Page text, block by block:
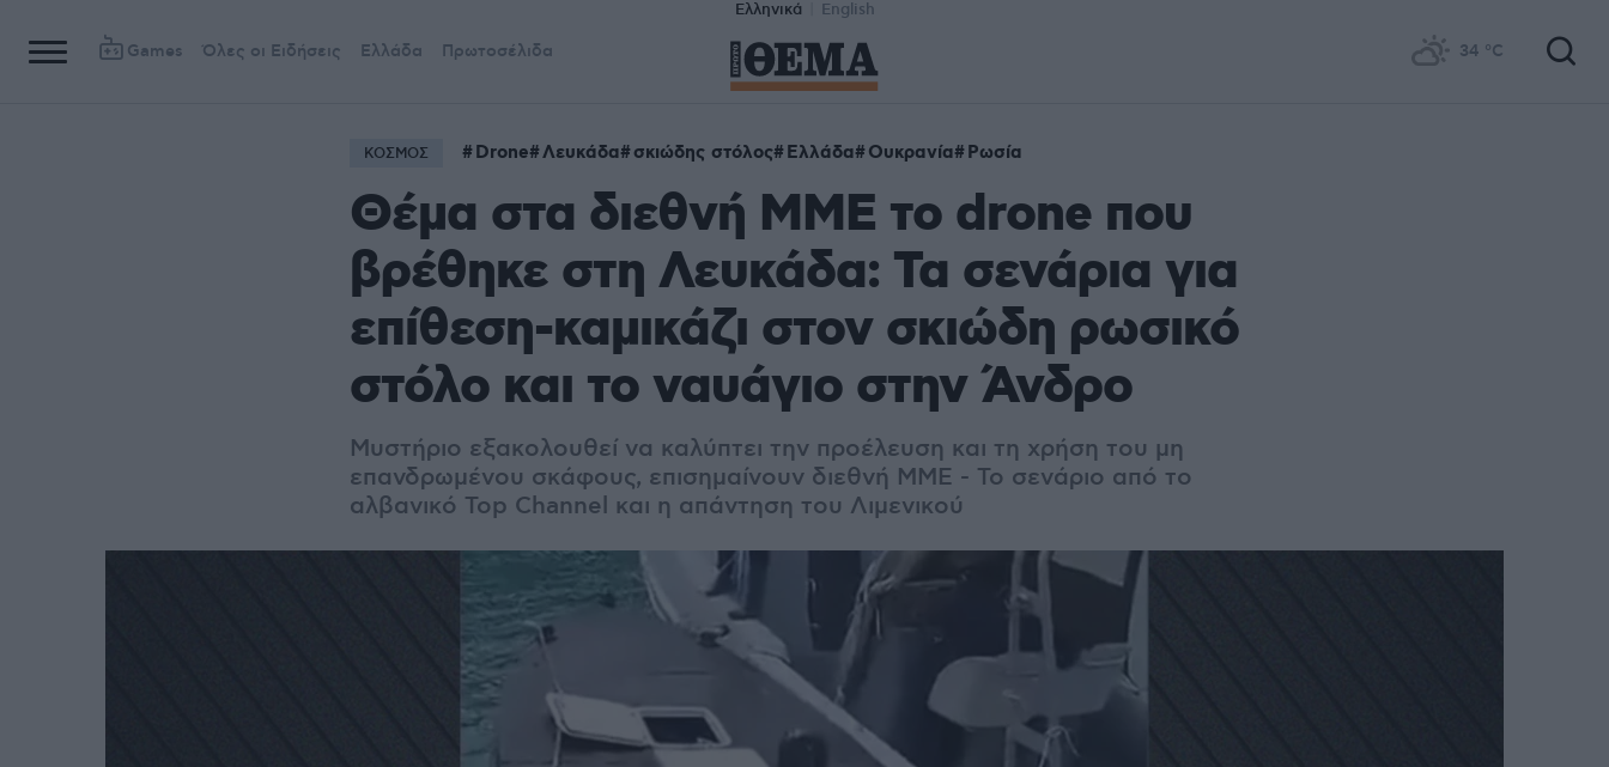
Ελληνικά English
Games Όλες οι Ειδήσεις Ελλάδα Πρωτοσέλιδα 34 °C
ΚΟΣΜΟΣ Drone Λευκάδα σκιώδης στόλος Ελλάδα Ουκρανία Ρωσία
Θέμα στα διεθνή ΜΜΕ το drone που
βρέθηκε στη Λευκάδα: Τα σενάρια για
επίθεση-καμικάζι στον σκιώδη ρωσικό
στόλο και το ναυάγιο στην Άνδρο
Μυστήριο εξακολουθεί να καλύπτει την προέλευση και τη χρήση του μη
επανδρωμένου σκάφους, επισημαίνουν διεθνή ΜΜΕ - Το σενάριο από το
αλβανικό Top Channel και η απάντηση του Λιμενικού